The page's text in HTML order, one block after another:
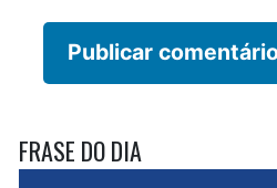
FRASE DO DIA